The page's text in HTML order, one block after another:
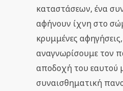
καταστάσεων, ένα
αφήνουν ίχνη στο
κρυμμένες
αναγνωρίσουμε τον
αποδοχή του εαυτού
συναισθηματική